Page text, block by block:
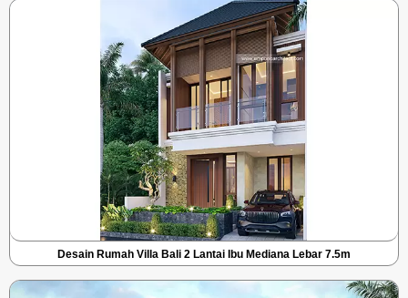
Desain Rumah Villa Bali 2 Lantai Ibu Mediana Lebar 7.5m